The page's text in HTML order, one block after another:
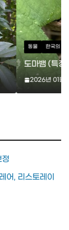
김새)
어, 리스토레이